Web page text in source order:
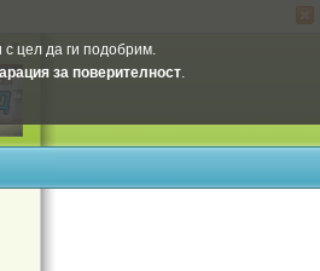
с цел да ги подобрим.
за поверителност.
▼